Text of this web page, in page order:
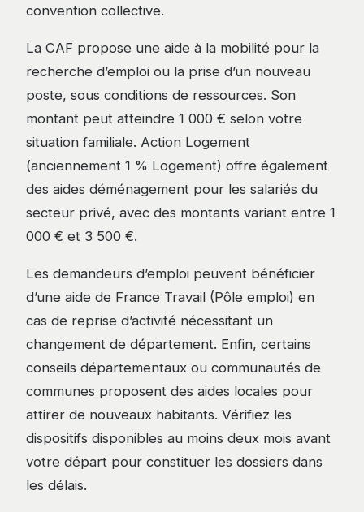
convention collective.
La CAF propose une aide à la mobilité pour la
recherche d’emploi ou la prise d’un nouveau
poste, sous conditions de ressources. Son
montant peut atteindre 1 000 € selon votre
situation familiale. Action Logement
(anciennement 1 % Logement) offre également
des aides déménagement pour les salariés du
secteur privé, avec des montants variant entre 1
000 € et 3 500 €.
Les demandeurs d’emploi peuvent bénéficier
d’une aide de France Travail (Pôle emploi) en
cas de reprise d’activité nécessitant un
changement de département. Enfin, certains
conseils départementaux ou communautés de
communes proposent des aides locales pour
attirer de nouveaux habitants. Vérifiez les
dispositifs disponibles au moins deux mois avant
votre départ pour constituer les dossiers dans
les délais.